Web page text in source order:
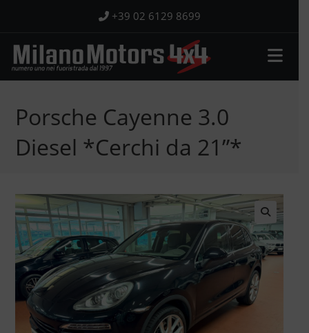
contenuto
+39 02 6129 8699
Porsche Cayenne 3.0
Diesel *Cerchi da 21”*
🔍